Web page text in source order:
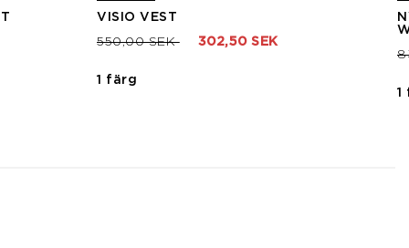
VISIO VEST
Pris nedsatt från
550,00 SEKtill 302,50 SEK
1 färg
1